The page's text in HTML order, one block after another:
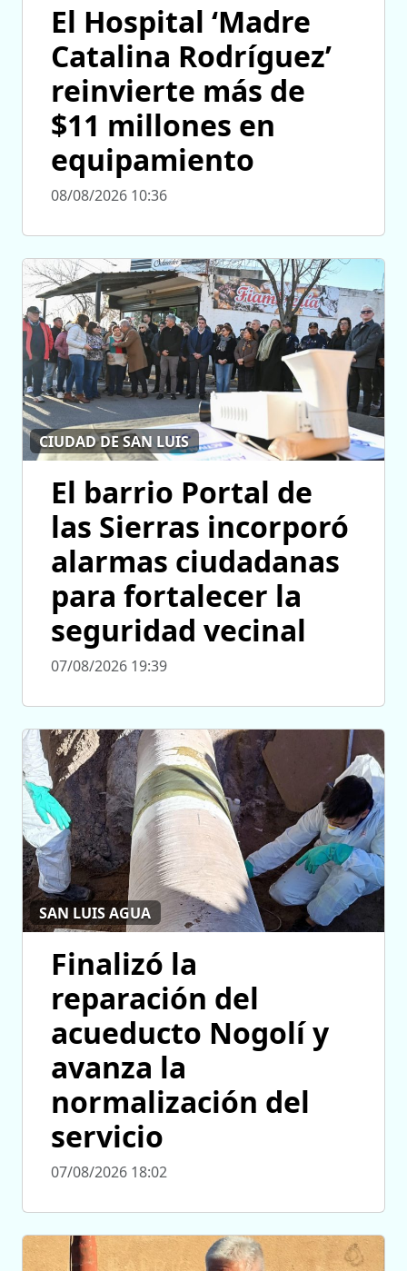
El Hospital ‘Madre
Catalina Rodríguez’
reinvierte más de
$11 millones en
equipamiento
08/08/2026 10:36
CIUDAD DE SAN LUIS
El barrio Portal de
las Sierras incorporó
alarmas ciudadanas
para fortalecer la
seguridad vecinal
07/08/2026 19:39
SAN LUIS AGUA
Finalizó la
reparación del
acueducto Nogolí y
avanza la
normalización del
servicio
07/08/2026 18:02